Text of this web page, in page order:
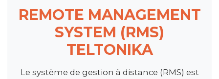
REMOTE MANAGEMENT
SYSTEM (RMS)
TELTONIKA
Le système de gestion à distance (RMS) est